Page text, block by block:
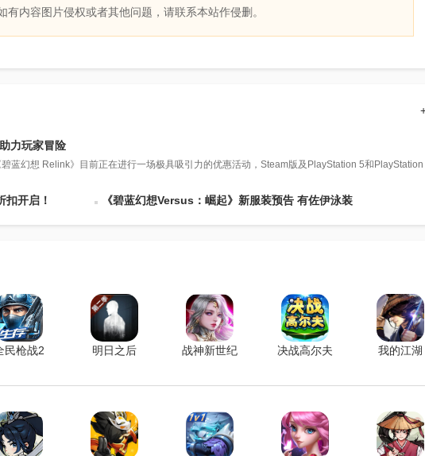
内容图片侵权或者其他问题，请联系本站作侵删。
力玩家冒险
蓝幻想 Relink》目前正在进行一场极具吸引力的优惠活动，Steam版及PlayStation 5和PlayStation
扣开启！ 《碧蓝幻想Versus：崛起》新服装预告 有佐伊泳装
民枪战2 明日之后 战神新世纪 决战高尔夫 我的江湖